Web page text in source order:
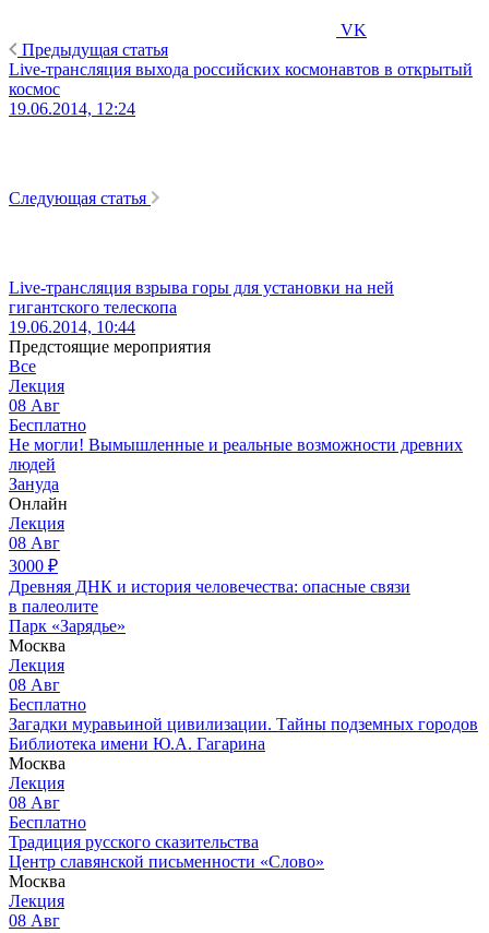
VK
Предыдущая статья
Live-трансляция выхода российских космонавтов в открытый
космос
19.06.2014, 12:24
Следующая статья
Live-трансляция взрыва горы для установки на ней
гигантского телескопа
19.06.2014, 10:44
Предстоящие мероприятия
Все
Лекция
08 Авг
Бесплатно
Не могли! Вымышленные и реальные возможности древних
людей
Зануда
Онлайн
Лекция
08 Авг
3000 ₽
Древняя ДНК и история человечества: опасные связи
в палеолите
Парк «Зарядье»
Москва
Лекция
08 Авг
Бесплатно
Загадки муравьиной цивилизации. Тайны подземных городов
Библиотека имени Ю.А. Гагарина
Москва
Лекция
08 Авг
Бесплатно
Традиция русского сказительства
Центр славянской письменности «Слово»
Москва
Лекция
08 Авг